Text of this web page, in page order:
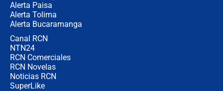
Alerta Paisa
Alerta Tolima
Alerta Bucaramanga
Canal RCN
NTN24
RCN Comerciales
RCN Novelas
Noticias RCN
SuperLike